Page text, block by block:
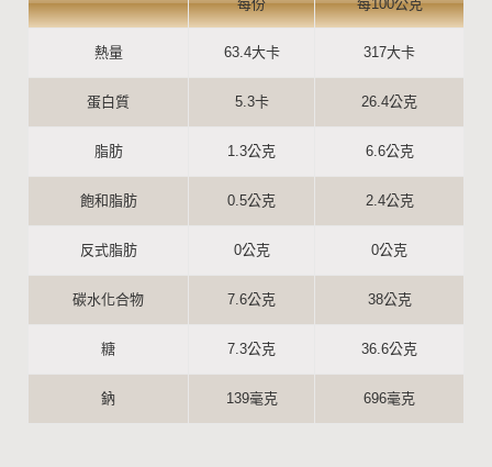
每份 每100公克
熱量 63.4大卡 317大卡
蛋白質 5.3卡 26.4公克
脂肪 1.3公克 6.6公克
飽和脂肪 0.5公克 2.4公克
反式脂肪 0公克 0公克
碳水化合物 7.6公克 38公克
糖 7.3公克 36.6公克
鈉 139毫克 696毫克